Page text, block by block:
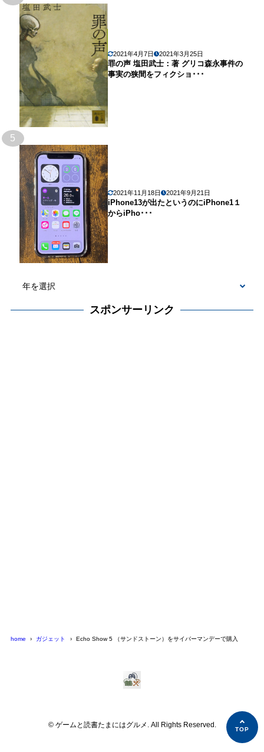
2021年4月7日 2021年3月25日
罪の声 塩田武士：著 グリコ森永事件の
事実の狭間をフィクショ･･･
5
2021年11月18日 2021年9月21日
iPhone13が出たというのにiPhone1１
からiPho･･･
スポンサーリンク
home ガジェット Echo Show 5 （サンドストーン）をサイバーマンデーで購入
© ゲームと読書たまにはグルメ. All Rights Reserved.